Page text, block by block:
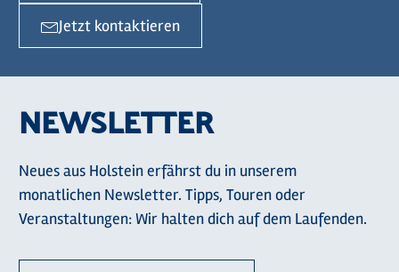
Jetzt kontaktieren
NEWSLETTER
Neues aus Holstein erfährst du in unserem
monatlichen Newsletter. Tipps, Touren oder
Veranstaltungen: Wir halten dich auf dem Laufenden.